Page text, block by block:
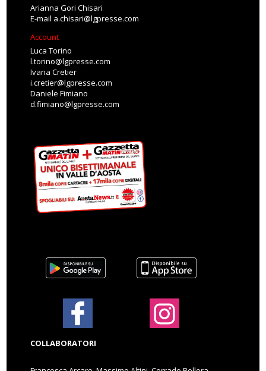
Arianna Gori Chisari
E-mail a.chisari@lgpresse.com
Account
Luca Torino
l.torino@lgpresse.com
Ivana Cretier
i.cretier@lgpresse.com
Daniele Fimiano
d.fimiano@lgpresse.com
COLLABORATORI